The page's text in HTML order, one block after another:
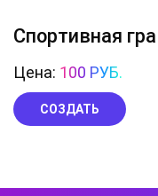
Спортивная
Цена: 100 РУБ.
СОЗДАТЬ